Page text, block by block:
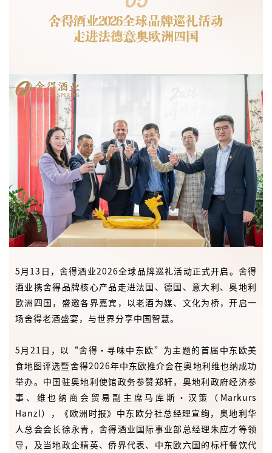
5月13日，舍得酒业2026全球品牌巡礼活动正式开启。舍得
酒业携舍得品牌核心产品走进法国、德国、意大利、奥地利
欧洲四国，盛邀各界嘉宾，以老酒为媒、文化为桥，开启一
场舍得老酒盛宴，与世界分享中国智慧。
5月21日，以“舍得·寻味中东欧”为主题的首届中东欧美
食地图评选暨舍得2026年中东欧推介会在奥地利维也纳成功
举办。中国驻奥地利使馆政务参赞郑轩，奥地利政府经济参
事、维也纳商会贸易副主席马库斯·汉策（Markurs
Hanzl），《欧洲时报》中东欧分社总经理宣绚，奥地利华
人总会会长徐永青，舍得酒业国际事业部总经理朱应才等领
导，及当地政企精英、侨界代表、中东欧六国的标杆餐饮代